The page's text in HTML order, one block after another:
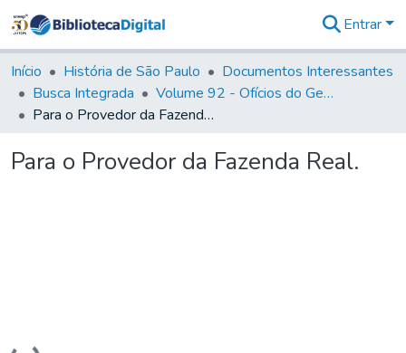
&
Coleções
Tudo na
Biblioteca
Estatísticas
Entrar
Início História de São Paulo
Documentos Interessantes
Busca Integrada
Volume 92 - Ofícios do General D. Luiz aos diversos funcionários da Capitania (1768- 1772)
Para o Provedor da Fazenda Real.
Para o Provedor da Fazenda Real.
Carregando...